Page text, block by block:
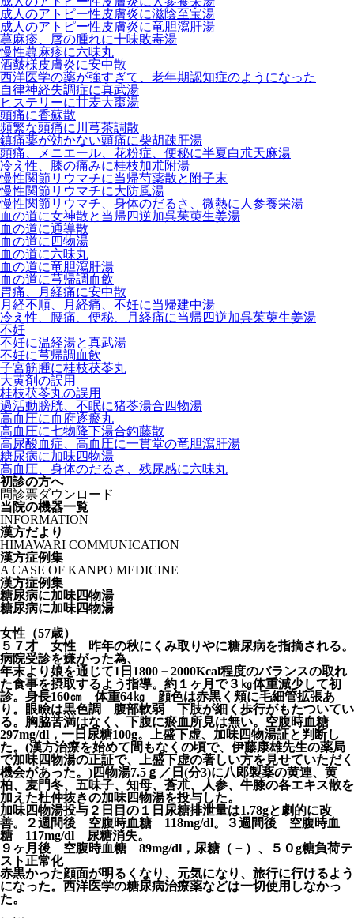
成人のアトピー性皮膚炎に滋陰至宝湯
成人のアトピー性皮膚炎に竜胆瀉肝湯
蕁麻疹、唇の腫れに十味敗毒湯
慢性蕁麻疹に六味丸
酒皶様皮膚炎に安中散
西洋医学の薬が強すぎて、老年期認知症のようになった
自律神経失調症に真武湯
ヒステリーに甘麦大棗湯
頭痛に香蘇散
頻繁な頭痛に川芎茶調散
鎮痛薬が効かない頭痛に柴胡疎肝湯
頭痛、メニエール、花粉症、便秘に半夏白朮天麻湯
冷え性、膝の痛みに桂枝加朮附湯
慢性関節リウマチに当帰芍薬散と附子末
慢性関節リウマチに大防風湯
慢性関節リウマチ、身体のだるさ、微熱に人参養栄湯
血の道に女神散と当帰四逆加呉茱萸生姜湯
血の道に通導散
血の道に四物湯
血の道に六味丸
血の道に竜胆瀉肝湯
血の道に芎帰調血飲
胃痛、月経痛に安中散
月経不順、月経痛、不妊に当帰建中湯
冷え性、腰痛、便秘、月経痛に当帰四逆加呉茱萸生姜湯
不妊
不妊に温経湯と真武湯
不妊に芎帰調血飲
子宮筋腫に桂枝茯苓丸
大黄剤の誤用
桂枝茯苓丸の誤用
過活動膀胱、不眠に猪苓湯合四物湯
高血圧に血府逐瘀丸
高血圧に七物降下湯合釣藤散
高尿酸血症、高血圧に一貫堂の竜胆瀉肝湯
糖尿病に加味四物湯
高血圧、身体のだるさ、残尿感に六味丸
初診の方へ
問診票ダウンロード
当院の機器一覧
INFORMATION
漢方だより
HIMAWARI COMMUNICATION
漢方症例集
A CASE OF KANPO MEDICINE
漢方症例集
糖尿病に加味四物湯
糖尿病に加味四物湯
女性（57歳）
５７才 女性 昨年の秋にくみ取りやに糖尿病を指摘される。
病院受診を嫌がった為、
年末より娘を通じて1日1800－2000Kcal程度のバランスの取れ
た食事を摂取するよう指導。約１ヶ月で３㎏体重減少して初
診。身長160㎝ 体重64㎏ 顔色は赤黒く頬に毛細管拡張あ
り。眼瞼は黒色調 腹部軟弱 下肢が細く歩行がもたついてい
る。胸脇苦満はなく、下腹に瘀血所見は無い。空腹時血糖
297mg/dl，一日尿糖100g。上盛下虚、加味四物湯証と判断し
た。(漢方治療を始めて間もなくの頃で、伊藤康雄先生の薬局
で加味四物湯の正証で、上盛下虚の著しい方を見せていただく
機会があった。)四物湯7.5ｇ／日(分3)に八郎製薬の黄連、黄
柏、麦門冬、五味子、知母、蒼朮、人参、牛膝の各エキス散を
加えた杜仲抜きの加味四物湯を投与した。
加味四物湯投与２日目の１日尿糖排泄量は1.78gと劇的に改
善。２週間後 空腹時血糖 118mg/dl。３週間後 空腹時血
糖 117mg/dl 尿糖消失。
９ヶ月後 空腹時血糖 89mg/dl，尿糖（－）、５０g糖負荷テ
スト正常化
赤黒かった顔面が明るくなり、元気になり、旅行に行けるよう
になった。西洋医学の糖尿病治療薬などは一切使用しなかっ
た。